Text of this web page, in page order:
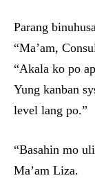
Parang
“Ma’am,
“Akala ko po
Yung kanban
level lang po.”
“Basahin mo
Ma’am Liza.